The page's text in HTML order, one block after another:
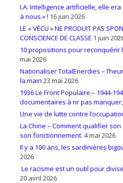
I.A. Intelligence artificielle, elle
à nous.» ! 16 juin 2026
LE « VÉCU » NE PRODUIT PAS
CONSCIENCE DE CLASSE 1 juin
10 propositions pour reconquérir
mai 2026
Nationaliser TotalEnerdies –
la main 23 mai 2026
1936 Le Front Populaire – 1944-
documentaires à nr pas
Une vie de lutte contre
La Chine – Comment qualifier
son fonctionnement. 4 mai 2026
Il y a 100 ans, les sardinières
2026
Le racisme est un outil pour
20 avril 2026